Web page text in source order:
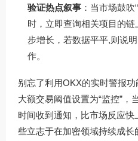
验证热点叙事 ：当市场鼓吹
时，立即查询相关项目的
步增长，若数据平平,则说
作。
别忘了利用OKX的实时警报
大额交易阈值设置为“监控”，
时间收到通知，比市场反应
些立志于在加密领域持续成